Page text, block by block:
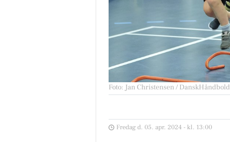
Foto: Jan Christensen / DanskHåndbold
Fredag d. 05. apr. 2024 - kl. 13:00